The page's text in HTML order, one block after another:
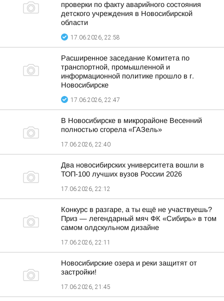
проверки по факту аварийного состояния
детского учреждения в Новосибирской
области
17.06.2026, 22:58
Расширенное заседание Комитета по
транспортной, промышленной и
информационной политике прошло в г.
Новосибирске
17.06.2026, 22:47
В Новосибирске в микрорайоне Весенний
полностью сгорела «ГАЗель»
17.06.2026, 22:40
Два новосибирских университета вошли в
ТОП-100 лучших вузов России 2026
17.06.2026, 22:12
Конкурс в разгаре, а ты ещё не участвуешь?
Приз — легендарный мяч ФК «Сибирь» в том
самом олдскульном дизайне
17.06.2026, 22:11
Новосибирские озера и реки защитят от
застройки!
17.06.2026, 21:45